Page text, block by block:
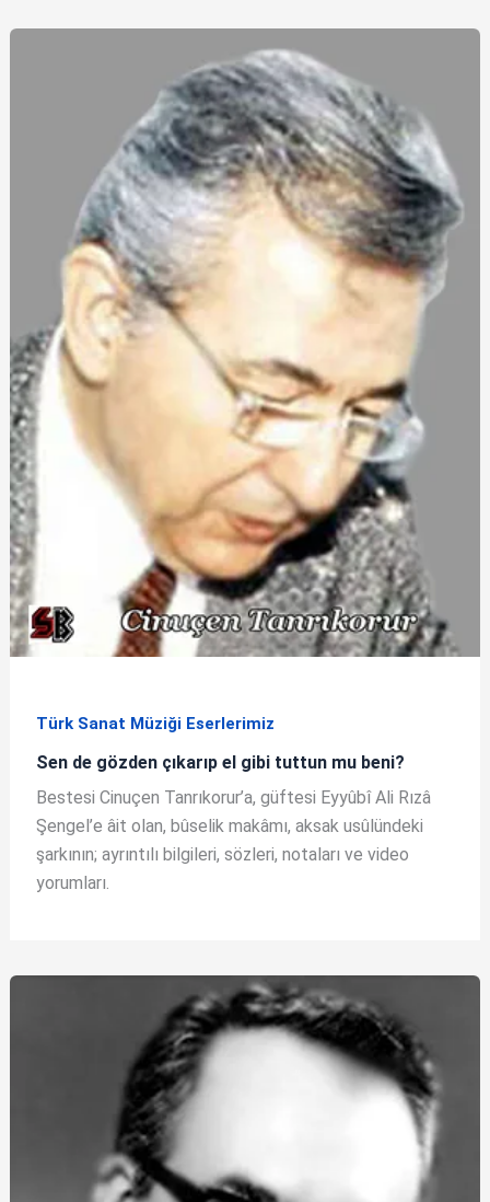
Türk Sanat Müziği Eserlerimiz
Sen de gözden çıkarıp el gibi tuttun mu beni?
Bestesi Cinuçen Tanrıkorur’a, güftesi Eyyûbî Ali Rızâ
Şengel’e âit olan, bûselik makâmı, aksak usûlündeki
şarkının; ayrıntılı bilgileri, sözleri, notaları ve video
yorumları.